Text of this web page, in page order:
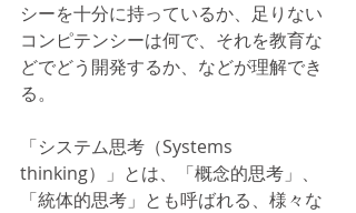
シーを十分に持っているか、足りない
コンピテンシーは何で、それを教育な
どでどう開発するか、などが理解でき
る。
「システム思考（Systems
thinking）」とは、「概念的思考」、
「統体的思考」とも呼ばれる、様々な